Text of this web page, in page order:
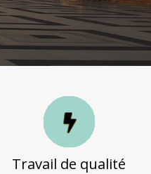
Travail de qualité